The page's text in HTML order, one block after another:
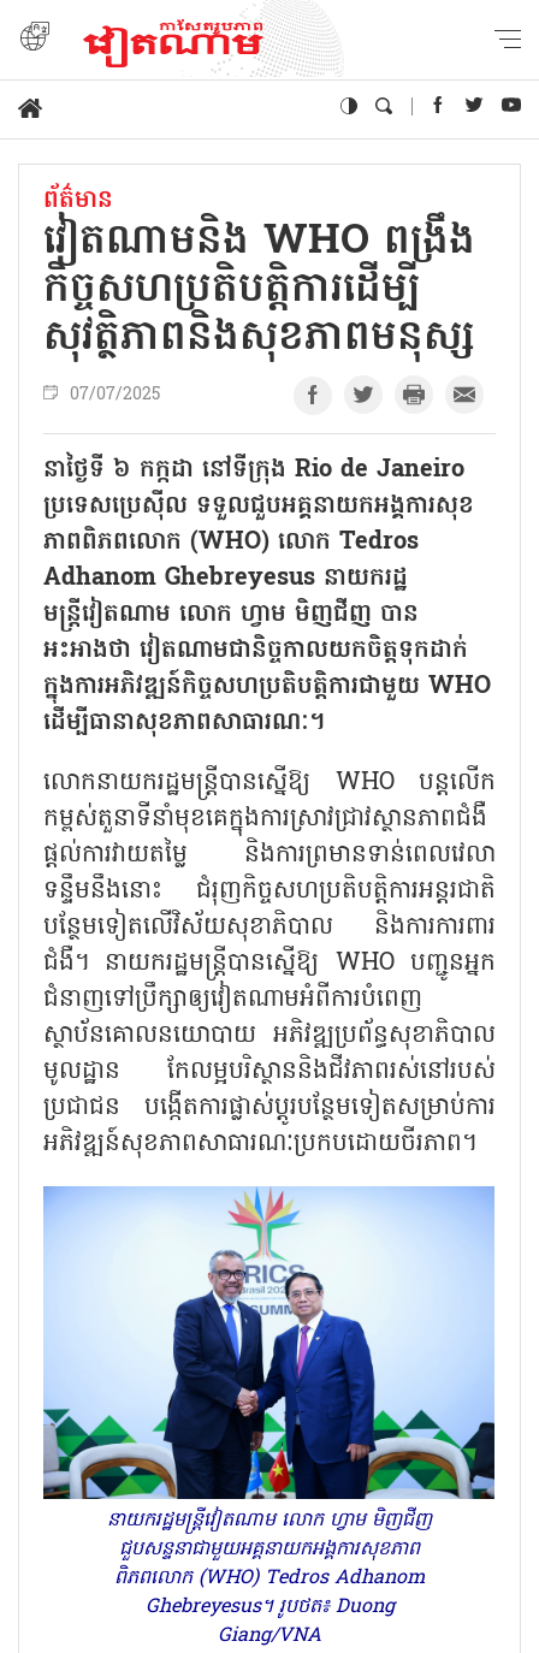
ព័ត៌មាន
វៀតណាមនិង WHO ពង្រឹង​
កិច្ចសហប្រតិបត្តិការដើម្បី
សុវត្ថិភាពនិងសុខភាពមនុស្ស
07/07/2025
នាថ្ងៃទី ៦ កក្កដា នៅទីក្រុង Rio de Janeiro
ប្រទេសប្រេស៊ីល ទទួលជួបអគ្គនាយកអង្គការសុខ
ភាពពិភពលោក (WHO) លោក Tedros
Adhanom Ghebreyesus នាយករដ្ឋ
មន្ត្រីវៀតណាម លោក ហ្វាម មិញជីញ បាន
អះអាងថា វៀតណាមជានិច្ចកាលយកចិត្តទុកដាក់
ក្នុងការអភិវឌ្ឍន៍កិច្ចសហប្រតិបត្តិការជាមួយ WHO
ដើម្បីធានាសុខភាពសាធារណៈ។
លោកនាយករដ្ឋមន្ត្រីបានស្នើឱ្យ WHO បន្តលើក
កម្ពស់តួនាទីនាំមុខគេក្នុងការស្រាវជ្រាវស្ថានភាពជំងឺ
ផ្តល់ការវាយតម្លៃ និងការព្រមានទាន់ពេលវេលា
ទន្ទឹមនឹងនោះ ជំរុញកិច្ចសហប្រតិបត្តិការអន្តរជាតិ
បន្ថែមទៀតលើវិស័យសុខាភិបាល និងការការពារ
ជំងឺ។ នាយករដ្ឋមន្ត្រីបានស្នើឱ្យ WHO បញ្ជូនអ្នក
ជំនាញទៅប្រឹក្សាឲ្យវៀតណាមអំពីការបំពេញ
ស្ថាប័នគោលនយោបាយ អភិវឌ្ឍប្រព័ន្ធសុខាភិបាល
មូលដ្ឋាន កែលម្អបរិស្ថាននិងជីវភាពរស់នៅរបស់
ប្រជាជន បង្កើតការផ្លាស់ប្តូរបន្ថែមទៀតសម្រាប់ការ
អភិវឌ្ឍន៍សុខភាពសាធារណៈប្រកបដោយចីរភាព។
នាយករដ្ឋមន្ត្រីវៀតណាម លោក ហ្វាម មិញជីញ
ជួបសន្ទនាជាមួយអគ្គនាយកអង្គការសុខភាព
ពិភពលោក (WHO) Tedros Adhanom
Ghebreyesus។ រូបថត៖ Duong
Giang/VNA